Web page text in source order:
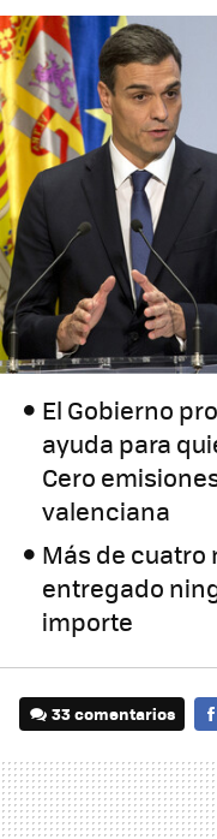
El Gobierno
ayuda para
Cero
valenciana
Más de cuatro
entregado
importe
33 comentarios